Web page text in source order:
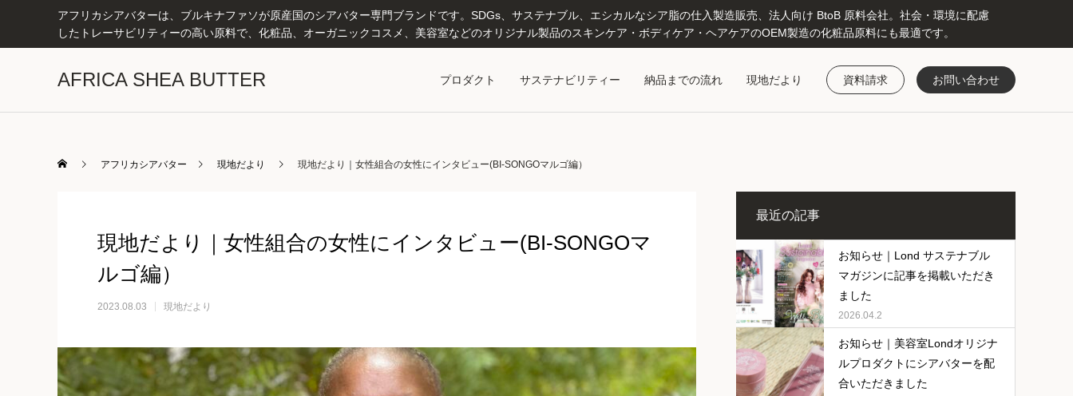
アフリカシアバターは、ブルキナファソが原産国のシアバター専門ブランドです。SDGs、サステナブル、エシカルなシア脂の仕入製造販売、法人向け BtoB 原料会社。社会・環境に配慮
したトレーサビリティーの高い原料で、化粧品、オーガニックコスメ、美容室などのオリジナル製品のスキンケア・ボディケア・ヘアケアのOEM製造の化粧品原料にも最適です。
AFRICA SHEA BUTTER プロダクト サステナビリティー 納品までの流れ 現地だより 資料請求 お問い合わせ
アフリカシアバター 現地だより 現地だより｜女性組合の女性にインタビュー(BI-SONGOマルゴ編）
現地だより｜女性組合の女性にインタビュー(BI-SONGOマ
ルゴ編）
2023.08.03 現地だより
最近の記事
お知らせ｜Lond サステナブル
マガジンに記事を掲載いただき
ました
2026.04.2
お知らせ｜美容室Londオリジナ
ルプロダクトにシアバターを配
合いただきました